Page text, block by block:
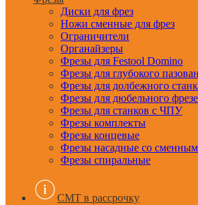
Диски для фрез
Ножи сменные для фрез
Ограничители
Органайзеры
Фрезы для Festool Domino
Фрезы для глубокого
Фрезы для долбежного
Фрезы для дюбельного
Фрезы для станков с ЧПУ
Фрезы комплекты
Фрезы концевые
Фрезы насадные со
Фрезы спиральные
CMT в рассрочку